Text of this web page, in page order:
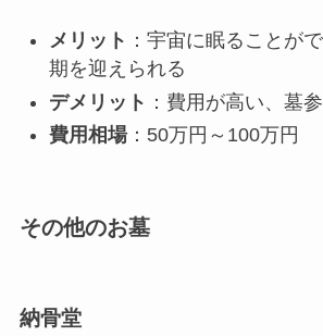
メリット ：宇宙に眠ることが
期を迎えられる
デメリット ：費用が高い、墓
費用相場：50万円～100万円
その他のお墓
納骨堂